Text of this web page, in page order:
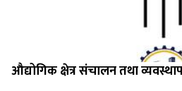
औद्योगिक क्षेत्र संचालन तथा